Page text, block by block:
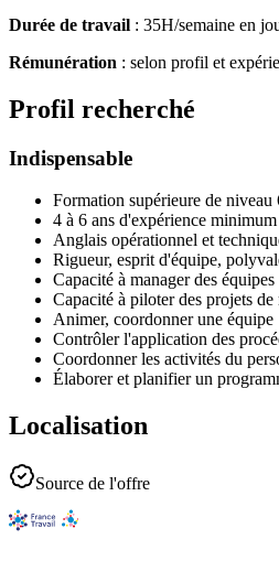
Durée de travail : 35H/semaine en
Rémunération : selon profil et
Profil recherché
Indispensable
Formation supérieure de
4 à 6 ans d'expérience
Anglais opérationnel et
Rigueur, esprit d'équipe,
Capacité à manager des équipes
Capacité à piloter des projets
Animer, coordonner une équipe
Contrôler l'application des
Coordonner les activités du
Élaborer et planifier un
Localisation
Source de l'offre